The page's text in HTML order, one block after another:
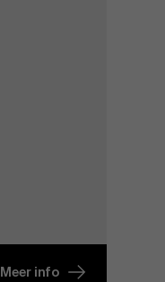
Meer info